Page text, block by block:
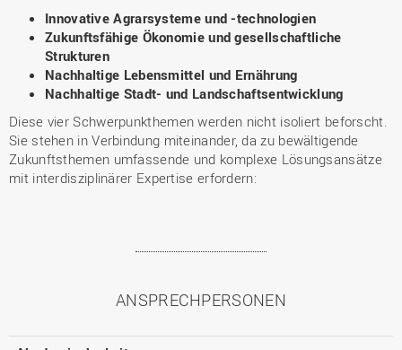
Innovative Agrarsysteme und -technologien
Zukunftsfähige Ökonomie und gesellschaftliche
Strukturen
Nachhaltige Lebensmittel und Ernährung
Nachhaltige Stadt- und Landschaftsentwicklung
Diese vier Schwerpunkthemen werden nicht isoliert beforscht.
Sie stehen in Verbindung miteinander, da zu bewältigende
Zukunftsthemen umfassende und komplexe Lösungsansätze
mit interdisziplinärer Expertise erfordern:
ANSPRECHPERSONEN